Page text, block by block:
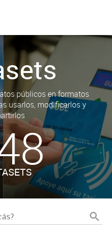
públicos en formatos
usarlos, modificarlos y